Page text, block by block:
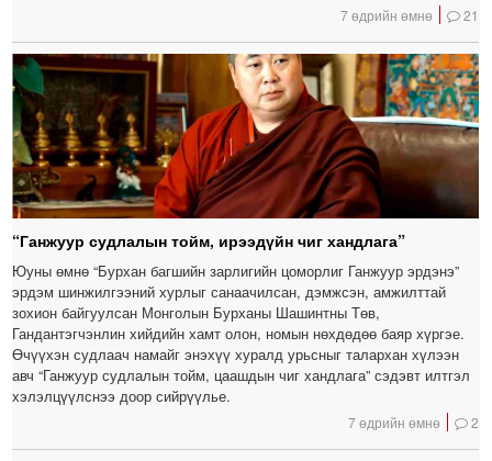
7 өдрийн өмнө 21
“Ганжуур судлалын тойм, ирээдүйн чиг хандлага”
Юуны өмнө “Бурхан багшийн зарлигийн цоморлиг Ганжуур эрдэнэ”
эрдэм шинжилгээний хурлыг санаачилсан, дэмжсэн, амжилттай
зохион байгуулсан Монголын Бурханы Шашинтны Төв,
Гандантэгчэнлин хийдийн хамт олон, номын нөхдөдөө баяр хүргэе.
Өчүүхэн судлаач намайг энэхүү хуралд урьсныг талархан хүлээн
авч “Ганжуур судлалын тойм, цаашдын чиг хандлага” сэдэвт илтгэл
хэлэлцүүлснээ доор сийрүүлье.
7 өдрийн өмнө 2